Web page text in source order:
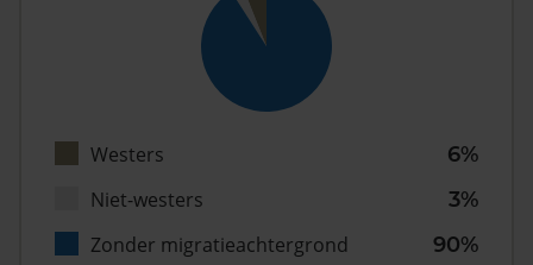
Westers
6%
Niet-westers
3%
Zonder migratieachtergrond
90%